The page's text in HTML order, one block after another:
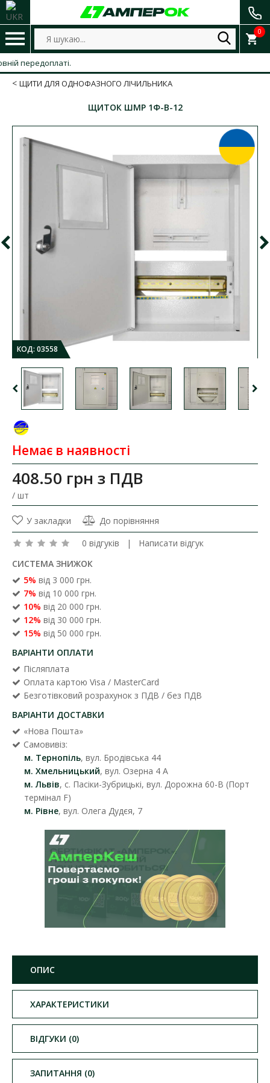
0
передоплаті.
ЩИТИ ДЛЯ ОДНОФАЗНОГО ЛІЧИЛЬНИКА
ЩИТОК ШМР 1Ф-В-12
КОД: 03558
Немає в наявності
408.50 грн з ПДВ
/ шт
У закладки
До порівняння
0 відгуків | Написати відгук
СИСТЕМА ЗНИЖОК
5% від 3 000 грн.
7% від 10 000 грн.
10% від 20 000 грн.
12% від 30 000 грн.
15% від 50 000 грн.
ВАРІАНТИ ОПЛАТИ
Післяплата
Оплата картою Visa / MasterCard
Безготівковий розрахунок з ПДВ / без ПДВ
ВАРІАНТИ ДОСТАВКИ
«Нова Пошта»
Самовивіз:
м. Тернопіль, вул. Бродівська 44
м. Хмельницький, вул. Озерна 4 А
м. Львів, с. Пасіки-Зубрицькі, вул. Дорожна 60-В (Порт
термінал F)
м. Рівне, вул. Олега Дудєя, 7
ОПИС
ХАРАКТЕРИСТИКИ
ВІДГУКИ (0)
ЗАПИТАННЯ (0)